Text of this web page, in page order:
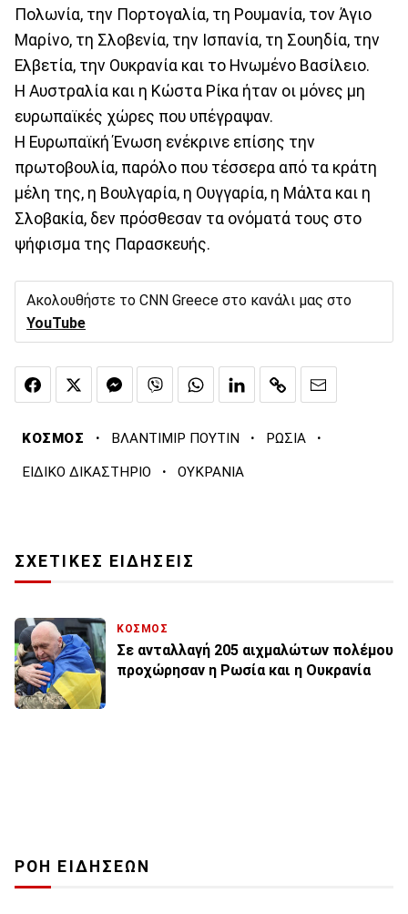
Πολωνία, την Πορτογαλία, τη Ρουμανία, τον Άγιο
Μαρίνο, τη Σλοβενία, την Ισπανία, τη Σουηδία, την
Ελβετία, την Ουκρανία και το Ηνωμένο Βασίλειο.
Η Αυστραλία και η Κώστα Ρίκα ήταν οι μόνες μη
ευρωπαϊκές χώρες που υπέγραψαν.
Η Ευρωπαϊκή Ένωση ενέκρινε επίσης την
πρωτοβουλία, παρόλο που τέσσερα από τα κράτη
μέλη της, η Βουλγαρία, η Ουγγαρία, η Μάλτα και η
Σλοβακία, δεν πρόσθεσαν τα ονόματά τους στο
ψήφισμα της Παρασκευής.
Ακολουθήστε το CNN Greece στο κανάλι μας στο
YouTube
ΚΟΣΜΟΣ · ΒΛΑΝΤΙΜΙΡ ΠΟΥΤΙΝ · ΡΩΣΙΑ ·
ΕΙΔΙΚΟ ΔΙΚΑΣΤΗΡΙΟ · ΟΥΚΡΑΝΙΑ
ΣΧΕΤΙΚΕΣ ΕΙΔΗΣΕΙΣ
ΚΟΣΜΟΣ
Σε ανταλλαγή 205 αιχμαλώτων πολέμου
προχώρησαν η Ρωσία και η Ουκρανία
ΡΟΗ ΕΙΔΗΣΕΩΝ